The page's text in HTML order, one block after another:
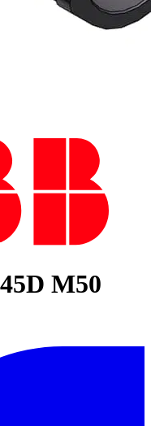
M50